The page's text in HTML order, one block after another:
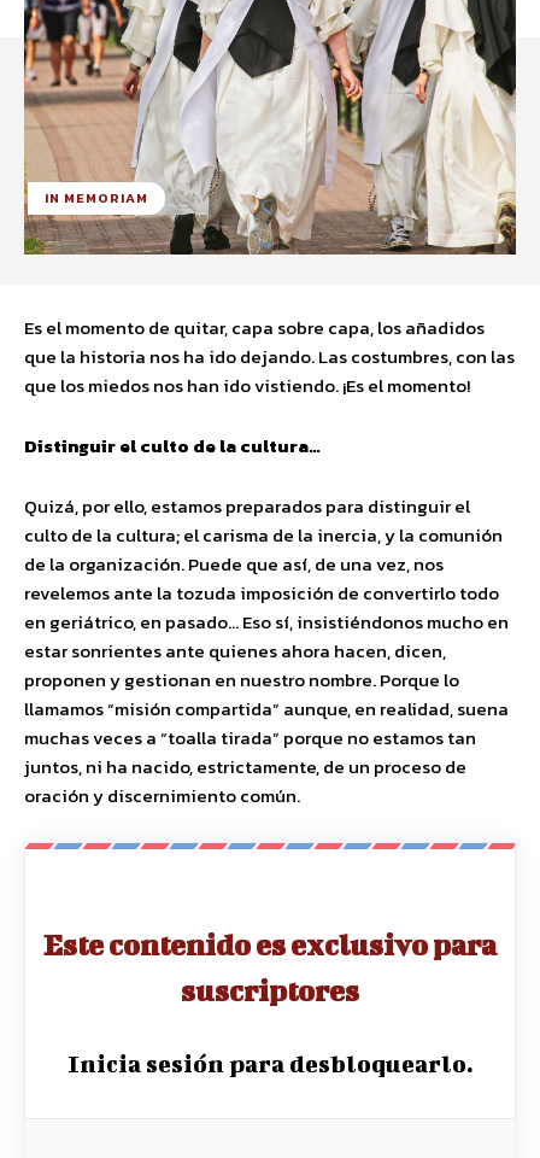
IN MEMORIAM
Es el momento de quitar, capa sobre capa, los añadidos
que la historia nos ha ido dejando. Las costumbres, con las
que los miedos nos han ido vistiendo. ¡Es el momento!
Distinguir el culto de la cultura…
Quizá, por ello, estamos preparados para distinguir el
culto de la cultura; el carisma de la inercia, y la comunión
de la organización. Puede que así, de una vez, nos
revelemos ante la tozuda imposición de convertirlo todo
en geriátrico, en pasado… Eso sí, insistiéndonos mucho en
estar sonrientes ante quienes ahora hacen, dicen,
proponen y gestionan en nuestro nombre. Porque lo
llamamos “misión compartida” aunque, en realidad, suena
muchas veces a “toalla tirada” porque no estamos tan
juntos, ni ha nacido, estrictamente, de un proceso de
oración y discernimiento común.
Este contenido es exclusivo para
suscriptores
Inicia sesión para desbloquearlo.